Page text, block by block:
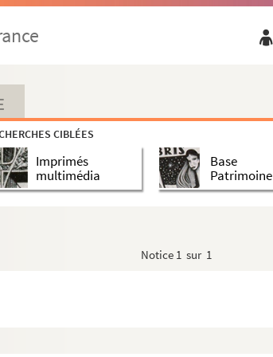
CIBLÉES
Imprimés
multimédia
Base
Patrimoine
Notice 1 sur 1
Venturus in carne... »
Baptiste. Solennitates nobis diversorum... »
Domini nativitas... »
archiepiscopi. Opere precium est, ff. dd.....
dd. ff., in Domino... »